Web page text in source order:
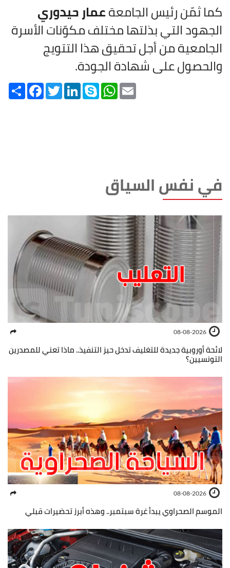
كما ثمّن رئيس الجامعةعمار حيدوري
الجهود التي بذلتها مختلف مكوّنات الأسرة
الجامعية من أجل تحقيق هذا التتويج
والحصول على شهادة الجودة.
Share FacebookTwitterLinkedInSkype WhatsApp
في نفس السياق
08-08-2026
لائحة أوروبية جديدة للتغليف تدخل حيز التنفيذ.. ماذا تعني للمصدرين
التونسيين؟
08-08-2026
الموسم الصحراوي يبدأ غرة سبتمبر.. وهذه أبرز تحضيرات قبلي